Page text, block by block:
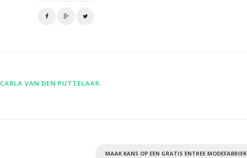
CARLA VAN DEN PUTTELAAR
MAAK KANS OP EEN GRATIS ENTREE MODEFABRIEK